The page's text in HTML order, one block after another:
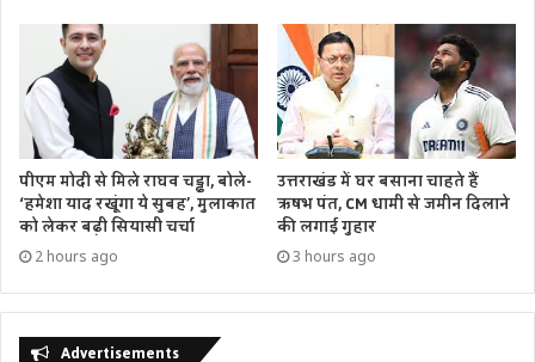
पीएम मोदी से मिले राघव चड्ढा, बोले-
‘हमेशा याद रखूंगा ये सुबह’, मुलाकात
को लेकर बढ़ी सियासी चर्चा
2 hours ago
उत्तराखंड में घर बसाना चाहते हैं
ऋषभ पंत, CM धामी से जमीन दिलाने
की लगाई गुहार
3 hours ago
Advertisements